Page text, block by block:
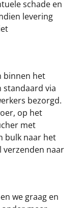
schade en
levering
binnen het
standaard via
bezorgd.
op het
met
bulk naar het
verzenden naar
we graag en